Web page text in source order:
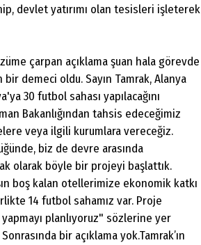
devlet yatırımı olan tesisleri işleterek
çarpan açıklama şuan hala görevde
demeci oldu. Sayın Tamrak, Alanya
30 futbol sahası yapılacağını
Bakanlığından tahsis edeceğimiz
veya ilgili kurumlara vereceğiz.
biz de devre arasında
olarak böyle bir projeyi başlattık.
boş kalan otellerimize ekonomik katkı
14 futbol sahamız var. Proje
planlıyoruz" sözlerine yer
bir açıklama yok.Tamrak’ın